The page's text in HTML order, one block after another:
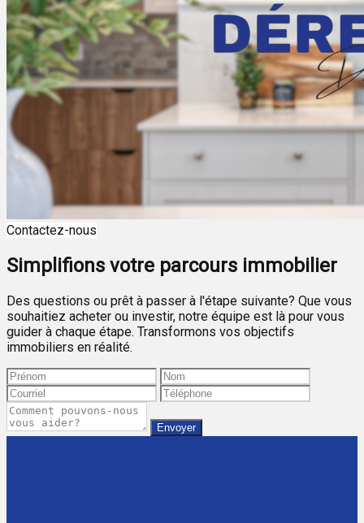
Contactez-nous
Simplifions votre parcours immobilier
Des questions ou prêt à passer à l'étape suivante? Que vous
souhaitiez acheter ou investir, notre équipe est là pour vous
guider à chaque étape. Transformons vos objectifs
immobiliers en réalité.
Envoyer